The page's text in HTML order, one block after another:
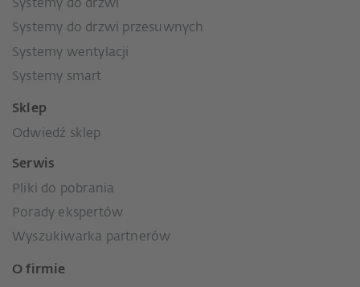
Systemy do drzwi
Systemy do drzwi przesuwnych
Systemy wentylacji
Systemy smart
Sklep
Odwiedź sklep
Serwis
Pliki do pobrania
Porady ekspertów
Wyszukiwarka partnerów
O firmie